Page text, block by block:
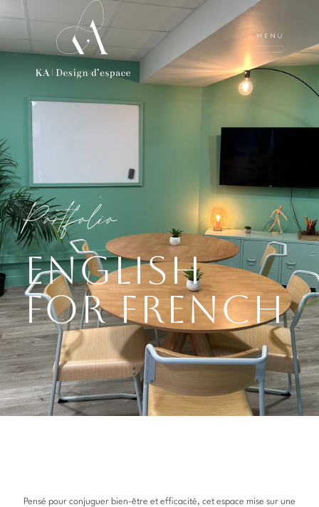
Portfolio
English
for French
Pensé pour conjuguer bien-être et efficacité, cet espace mise sur une